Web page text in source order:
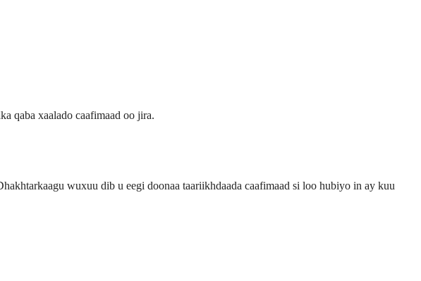
qaba xaalado caafimaad oo jira.
wuxuu dib u eegi doonaa taariikhdaada caafimaad si loo hubiyo in ay kuu